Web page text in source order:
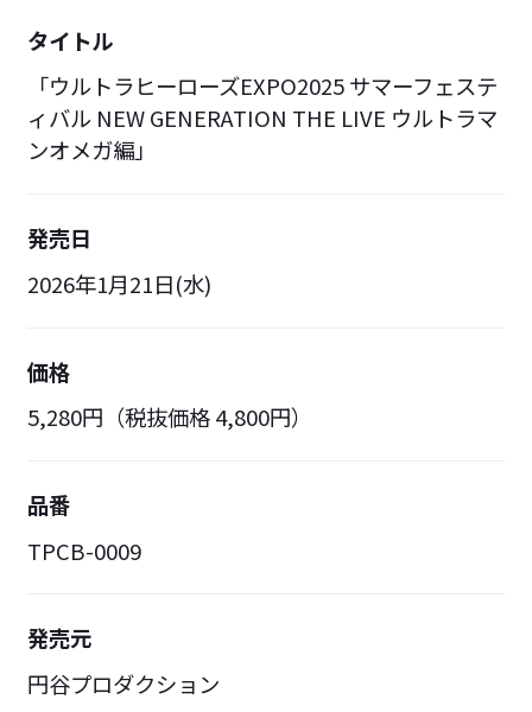
タイトル
「ウルトラヒーローズEXPO2025 サマーフェステ
ィバル NEW GENERATION THE LIVE ウルトラマ
ンオメガ編」
発売日
2026年1月21日(水)
価格
5,280円（税抜価格 4,800円）
品番
TPCB-0009
発売元
円谷プロダクション